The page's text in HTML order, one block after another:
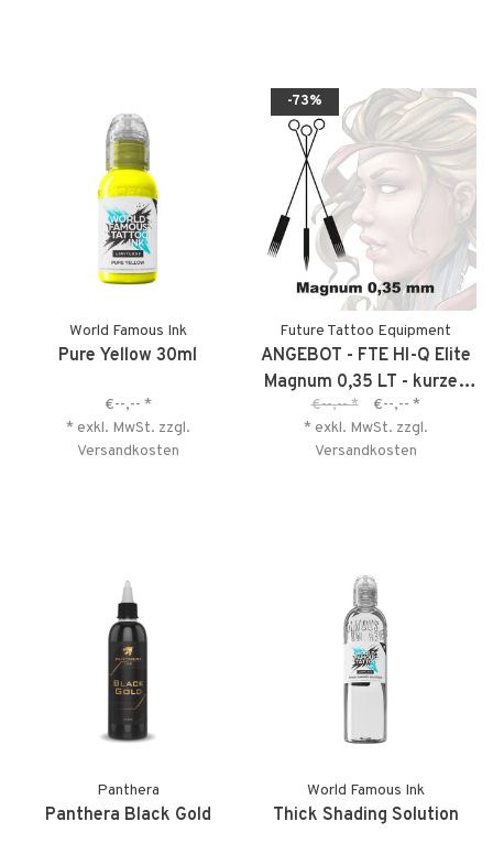
World Famous Ink
Pure Yellow 30ml
€--,-- *
* exkl. MwSt. zzgl.
Versandkosten
-73%
Future Tattoo Equipment
ANGEBOT - FTE HI-Q Elite
Magnum 0,35 LT - kurzes
MHD
€--,--* €--,-- *
* exkl. MwSt. zzgl.
Versandkosten
Panthera
Panthera Black Gold
World Famous Ink
Thick Shading Solution